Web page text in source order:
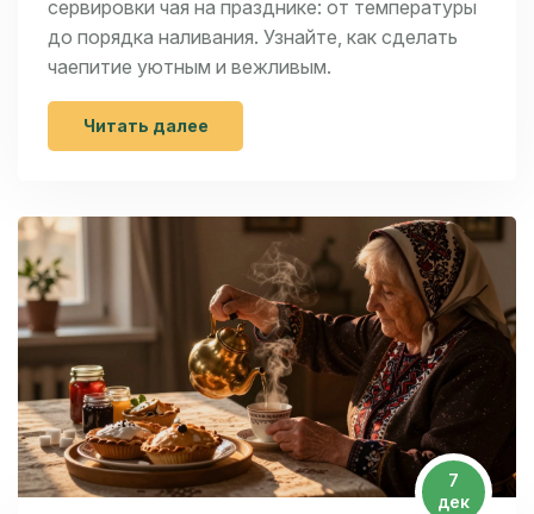
сервировки чая на празднике: от температуры
до порядка наливания. Узнайте, как сделать
чаепитие уютным и вежливым.
Читать далее
7
дек